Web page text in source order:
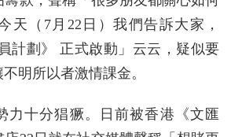
天（7月22日）我們告訴大家，
員計劃》 正式啟動」云云，疑似要
明所以者激情課金。
力十分猖獗。日前被香港《文匯